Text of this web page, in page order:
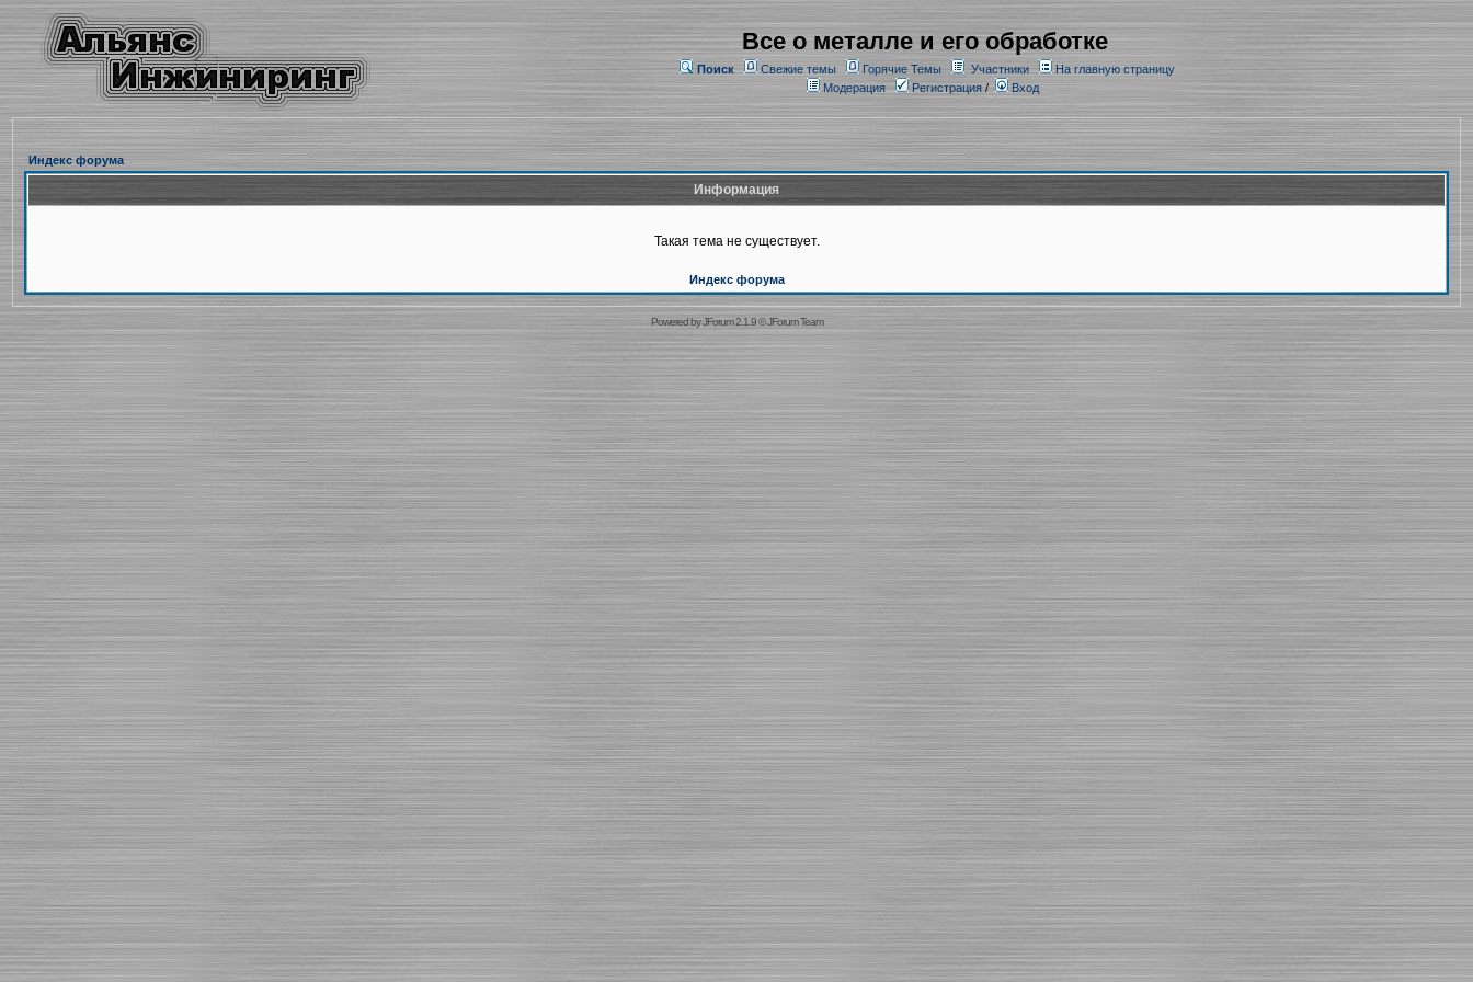
Все о металле и его обработке
Поиск Свежие темы Горячие Темы Участники
На главную страницу
Модерация
Регистрация/ Вход
Индекс форума
Информация
Такая тема не существует.
Индекс форума
Powered byJForum 2.1.9©JForum Team